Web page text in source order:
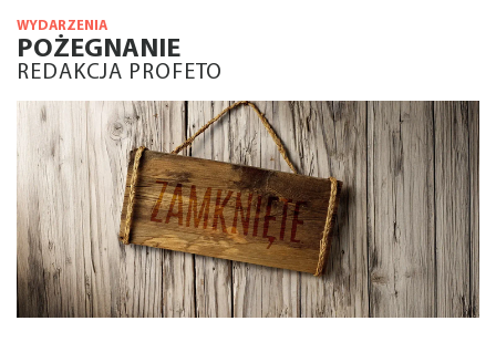
WYDARZENIA
POŻEGNANIE
REDAKCJA PROFETO